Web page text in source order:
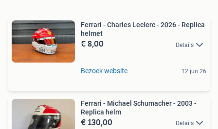
Ferrari - Charles Leclerc - 2026 - Replica
helmet
€ 8,00 Details
Bezoek website 12 jun 26
Ferrari - Michael Schumacher - 2003 -
Replica helm
€ 130,00 Details